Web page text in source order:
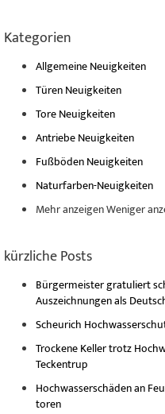
Kategorien
Allgemeine Neuigkeiten
Türen Neuigkeiten
Tore Neuigkeiten
Antriebe Neuigkeiten
Fußböden Neuigkeiten
Naturfarben-Neuigkeiten
Mehr anzeigenWeniger
kürzliche Posts
Bürgermeister gratuliert
Auszeichnungen als
Scheurich
Trockene Keller trotz
Teckentrup
Hochwasserschäden an
toren